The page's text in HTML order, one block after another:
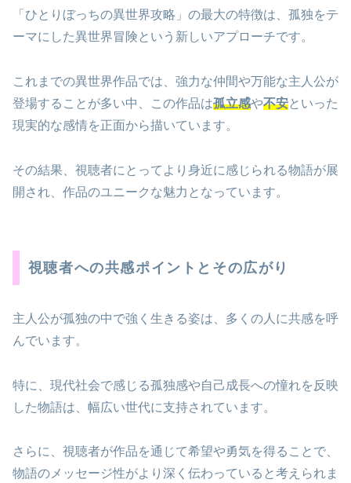
「ひとりぼっちの異世界攻略」の最大の特徴は、孤独をテ
ーマにした異世界冒険という新しいアプローチです。
これまでの異世界作品では、強力な仲間や万能な主人公が
登場することが多い中、この作品は孤立感や不安といった
現実的な感情を正面から描いています。
その結果、視聴者にとってより身近に感じられる物語が展
開され、作品のユニークな魅力となっています。
視聴者への共感ポイントとその広がり
主人公が孤独の中で強く生きる姿は、多くの人に共感を呼
んでいます。
特に、現代社会で感じる孤独感や自己成長への憧れを反映
した物語は、幅広い世代に支持されています。
さらに、視聴者が作品を通じて希望や勇気を得ることで、
物語のメッセージ性がより深く伝わっていると考えられま